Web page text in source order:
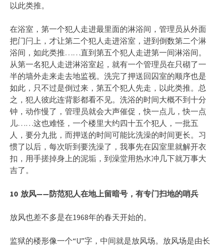
以此类推。
在浴室，第一个犯人走进最里面的淋浴间，管理员从外面
把门闩上，才让第二个犯人走进浴室，进到倒数第二个淋
浴间，如此类推……直到第五个犯人走进第一间淋浴间。
从第一名犯人走进淋浴室起，就有一个管理员在只砌了一
半的墙外走来走去地监视。洗完了押送回囚室的顺序也是
如此，只不过是倒过来，第五个犯人先走，以此类推。总
之，犯人彼此连背影都看不见。洗浴的时间大概不到十分
钟，动作慢了，管理员就会大声催促，快一点儿，快一点
儿……这也难怪，一个楼里大约四十五个犯人，一批五
人，要分九批，而押送的时间可能比洗澡的时间更长。习
惯了以后，每次听到要洗澡了，我事先在囚室里就解开衣
扣，用手搓掉身上的泥垢，到澡堂用热水冲几下就万事大
吉了。
10 放风——防范犯人在地上留暗号，有专门扫地的哨兵
放风也差不多是在1968年的春天开始的。
监狱的楼形像一个“U”字，中间就是放风场。放风场是由长